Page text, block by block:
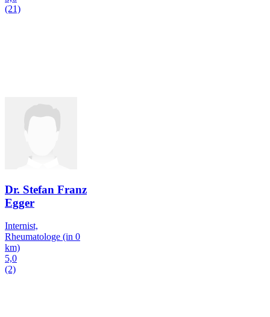
(21)
Dr. Stefan Franz
Egger
Internist,
Rheumatologe (in 0
km)
5,0
(2)